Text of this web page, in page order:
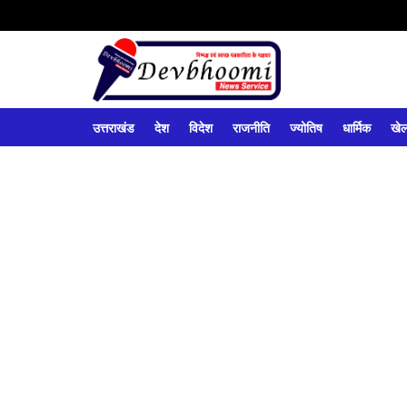
उत्तराखंड देश विदेश राजनीति ज्योतिष धार्मिक